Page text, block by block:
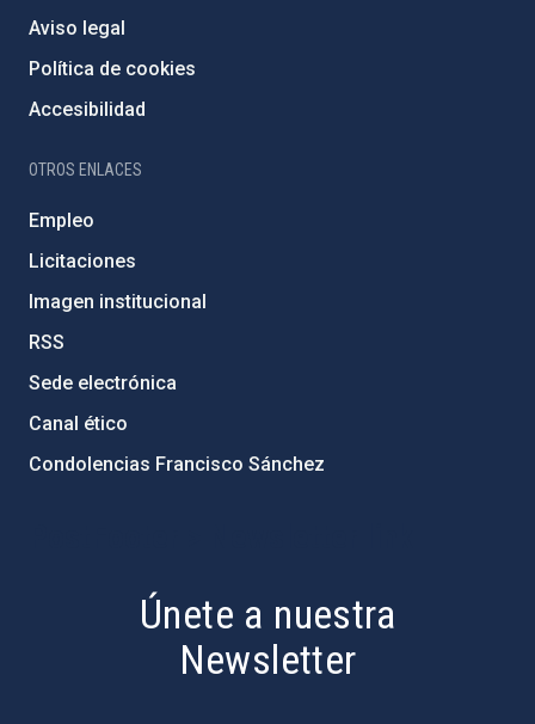
Aviso legal
Política de cookies
Accesibilidad
OTROS ENLACES
Empleo
Licitaciones
Imagen institucional
RSS
Sede electrónica
Canal ético
Condolencias Francisco Sánchez
Únete a nuestra
Newsletter